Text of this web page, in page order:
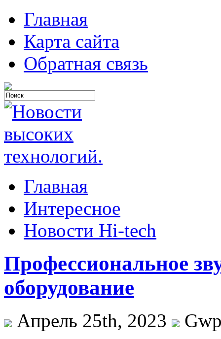
Главная
Карта сайта
Обратная связь
Главная
Интересное
Новости Hi-tech
Профессиональное
оборудование
Апрель 25th, 2023